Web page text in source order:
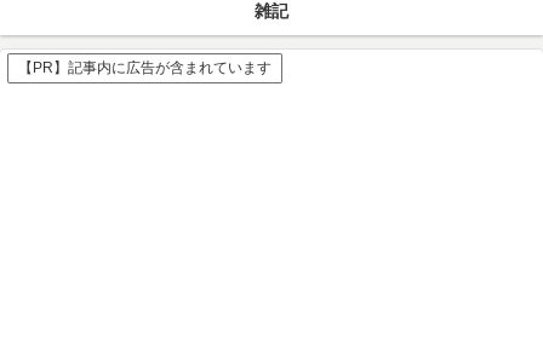
雑記
【PR】記事内に広告が含まれています